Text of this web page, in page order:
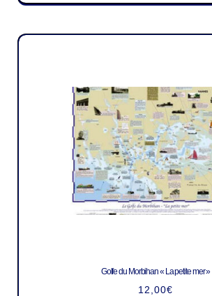
Golfe du Morbihan « La petite mer »
12,00€